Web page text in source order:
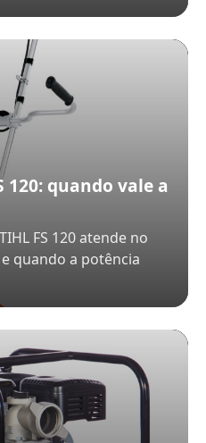
120: quando vale a
FS 120 atende no
quando a potência